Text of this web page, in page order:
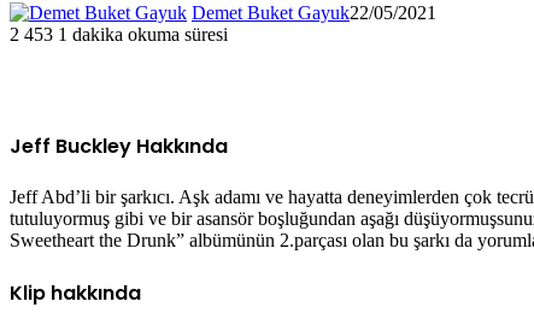
Demet Buket Gayuk22/05/2021
2 453 1 dakika okuma süresi
Jeff Buckley Hakkında
Jeff Abd’li bir şarkıcı. Aşk adamı ve hayatta deneyimlerden çok
tutuluyormuş gibi ve bir asansör boşluğundan aşağı
Sweetheart the Drunk” albümünün 2.parçası olan bu şarkı da
Klip hakkında